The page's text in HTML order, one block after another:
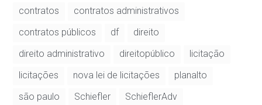
contratos
contratos administrativos
contratos públicos
df
direito
direito administrativo
direitopúblico
licitação
licitações
nova lei de licitações
planalto
são paulo
Schiefler
SchieflerAdv